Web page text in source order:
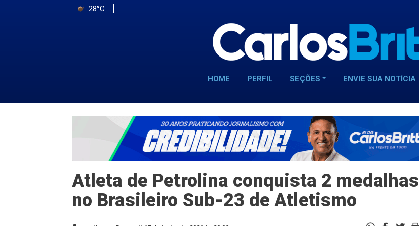
28°C
HOME PERFIL SEÇÕES ENVIE SUA NOTÍCIA
Atleta de Petrolina conquista 2 medalhas
no Brasileiro Sub-23 de Atletismo